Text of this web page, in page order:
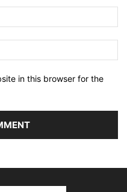
in this browser for the